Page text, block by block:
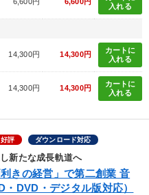
入れる
14,300円 14,300円
カートに
入れる
14,300円 14,300円
カートに
入れる
好評 ダウンロード対応
新たな成長軌道へ
きの経営」で第二創業 音
DVD・デジタル版対応）